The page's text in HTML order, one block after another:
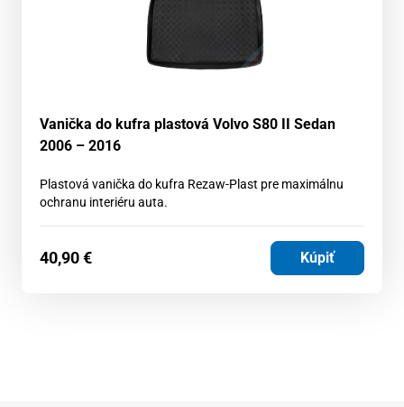
Vanička do kufra plastová Volvo S80 II Sedan
2006 – 2016
Plastová vanička do kufra Rezaw-Plast pre maximálnu
ochranu interiéru auta.
40,90€ Kúpiť